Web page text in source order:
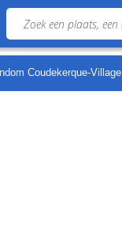
van interesse rondom Coudekerque-Village